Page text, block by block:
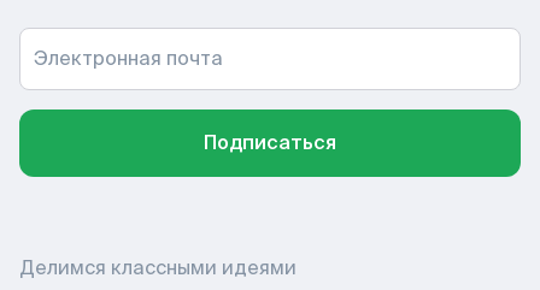
Электронная почта
Подписаться
Делимся классными идеями